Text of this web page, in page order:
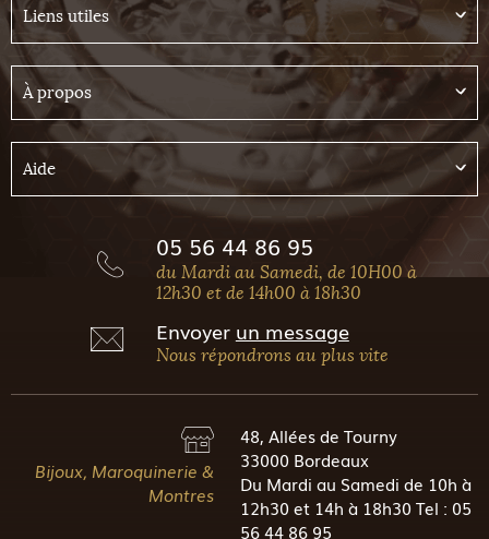
Liens utiles
À propos
Aide
05 56 44 86 95
du Mardi au Samedi, de 10H00 à
12h30 et de 14h00 à 18h30
Envoyer un message
Nous répondrons au plus vite
Bijoux, Maroquinerie &
Montres
48, Allées de Tourny
33000 Bordeaux
Du Mardi au Samedi de 10h à
12h30 et 14h à 18h30 Tel : 05
56 44 86 95